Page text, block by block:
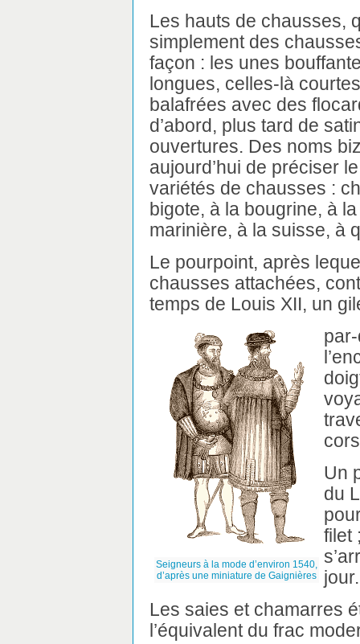
Les hauts de chausses,
simplement des
façon : les unes
longues, celles-là
balafrées avec des
d’abord, plus tard de
ouvertures. Des noms
aujourd’hui de préciser
variétés de chausses :
bigote, à la bougrine, à
marinière, à la suisse, à
Le pourpoint, après
chausses attachées,
temps de Louis XII, un
Seigneurs à la mode d’environ 1540,
d’après une miniature de Gaignières
Un
du
filet
jour.
Les saies et chamarres
l’équivalent du frac